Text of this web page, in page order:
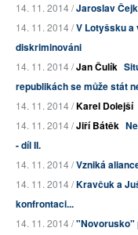
14. 11. 2014 /Jaroslav
14. 11. 2014 /V Lotyšsku a
diskriminováni
14. 11. 2014 /Jan Čulík
republikách se může stát
14. 11. 2014 /Karel Dolejší
14. 11. 2014 /Jiří Bátěk
- díl II.
14. 11. 2014 /Vzniká
14. 11. 2014 /Kravčuk a
konfrontaci...
14. 11. 2014 /"Novorusko"